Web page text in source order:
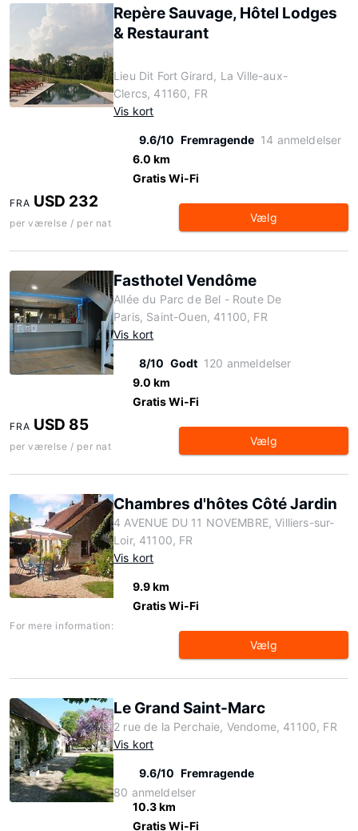
Repère Sauvage, Hôtel Lodges
& Restaurant
Lieu Dit Fort Girard, La Ville-aux-
Clercs, 41160, FR
Vis kort
9.6/10 Fremragende 14 anmeldelser
6.0 km
Gratis Wi-Fi
FRA USD 232
per værelse / per nat Vælg
Fasthotel Vendôme
Allée du Parc de Bel - Route De
Paris, Saint-Ouen, 41100, FR
Vis kort
8/10 Godt 120 anmeldelser
9.0 km
Gratis Wi-Fi
FRA USD 85
per værelse / per nat Vælg
Chambres d'hôtes Côté Jardin
4 AVENUE DU 11 NOVEMBRE, Villiers-sur-
Loir, 41100, FR
Vis kort
9.9 km
Gratis Wi-Fi
For mere information:
Vælg
Le Grand Saint-Marc
2 rue de la Perchaie, Vendome, 41100, FR
Vis kort
9.6/10 Fremragende
80 anmeldelser
10.3 km
Gratis Wi-Fi